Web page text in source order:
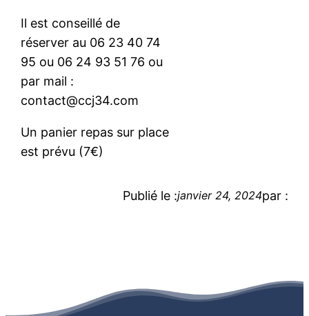
Il est conseillé de
réserver au 06 23 40 74
95 ou 06 24 93 51 76 ou
par mail :
contact@ccj34.com
Un panier repas sur place
est prévu (7€)
Publié le :janvier 24, 2024par :